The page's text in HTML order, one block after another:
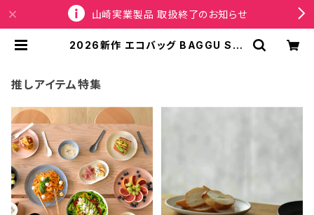
山崎実業製品 取扱終了のお知らせ
2026新作 エコバッグ BAGGU Sta
推しアイテム特集